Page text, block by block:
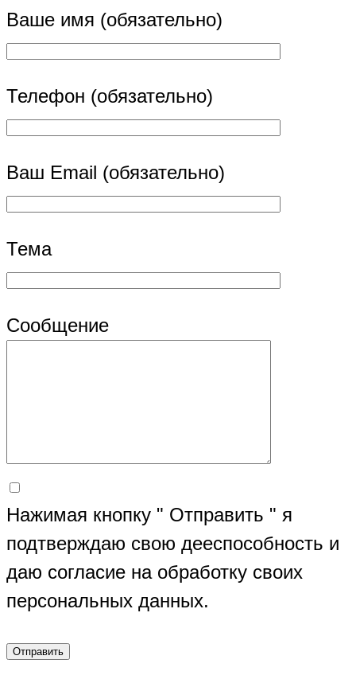
Ваше имя (обязательно)
Телефон (обязательно)
Ваш Email (обязательно)
Тема
Сообщение
Нажимая кнопку " Отправить " я
подтверждаю свою дееспособность и
даю согласие на обработку своих
персональных данных.